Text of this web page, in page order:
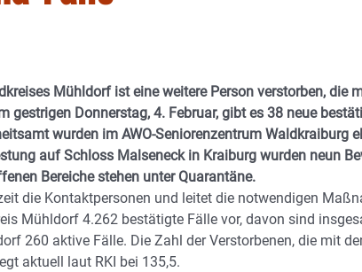
Mühldorf ist eine weitere Person verstorben, die
gestrigen Donnerstag, 4. Februar, gibt es 38 neue
wurden im AWO-Seniorenzentrum Waldkraiburg
auf Schloss Malseneck in Kraiburg wurden neun
Bereiche stehen unter Quarantäne.
die Kontaktpersonen und leitet die notwendigen
Mühldorf 4.262 bestätigte Fälle vor, davon sind
260 aktive Fälle. Die Zahl der Verstorbenen, die mit
aktuell laut RKI bei 135,5.